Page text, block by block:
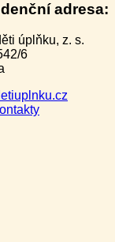
adresa:
úplňku, z. s.
6